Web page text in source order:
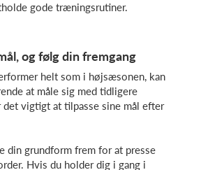
gode træningsrutiner.
og følg din fremgang
helt som i højsæsonen, kan
at måle sig med tidligere
det vigtigt at tilpasse sine mål efter
din grundform frem for at presse
Hvis du holder dig i gang i